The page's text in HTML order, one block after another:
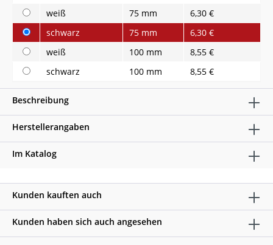
weiß
75 mm
6,30 €
schwarz
75 mm
6,30 €
weiß
100 mm
8,55 €
schwarz
100 mm 8,55 €
Beschreibung
Herstellerangaben
Im Katalog
Kunden kauften auch
Kunden haben sich auch angesehen